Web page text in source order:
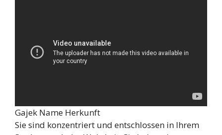
Gajek Name Herkunft
Sie sind konzentriert und entschlossen in Ihrem